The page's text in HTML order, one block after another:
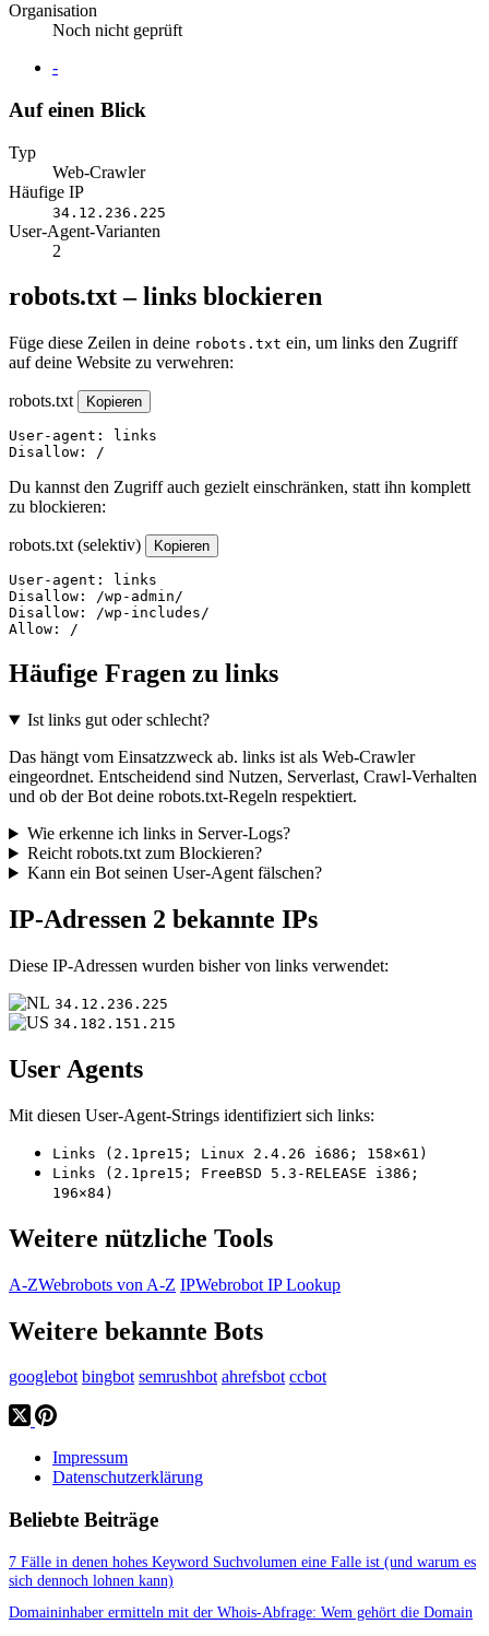
Organisation
Noch nicht geprüft
Website
-
Auf einen Blick
Typ
Web-Crawler
Häufige IP
34.12.236.225
User-Agent-Varianten
2
robots.txt – links blockieren
Füge diese Zeilen in deine robots.txt ein, um links den Zugriff
auf deine Website zu verwehren:
robots.txt Kopieren
User-agent: links
Disallow: /
Du kannst den Zugriff auch gezielt einschränken, statt ihn komplett
zu blockieren:
robots.txt (selektiv) Kopieren
User-agent: links
Disallow: /wp-admin/
Disallow: /wp-includes/
Allow: /
Häufige Fragen zu links
Ist links gut oder schlecht?
Das hängt vom Einsatzzweck ab. links ist als Web-Crawler
eingeordnet. Entscheidend sind Nutzen, Serverlast, Crawl-Verhalten
und ob der Bot deine robots.txt-Regeln respektiert.
Wie erkenne ich links in Server-Logs?
Reicht robots.txt zum Blockieren?
Kann ein Bot seinen User-Agent fälschen?
IP-Adressen 2 bekannte IPs
Diese IP-Adressen wurden bisher von links verwendet:
34.12.236.225
34.182.151.215
User Agents
Mit diesen User-Agent-Strings identifiziert sich links:
Links (2.1pre15; Linux 2.4.26 i686; 158×61)
Links (2.1pre15; FreeBSD 5.3-RELEASE i386;
196×84)
Weitere nützliche Tools
A-ZWebrobots von A-Z IPWebrobot IP Lookup
Weitere bekannte Bots
googlebot bingbot semrushbot ahrefsbot ccbot
Impressum
Datenschutzerklärung
Beliebte Beiträge
7 Fälle in denen hohes Keyword Suchvolumen eine Falle ist (und warum es
sich dennoch lohnen kann)
Domaininhaber ermitteln mit der Whois-Abfrage: Wem gehört die Domain